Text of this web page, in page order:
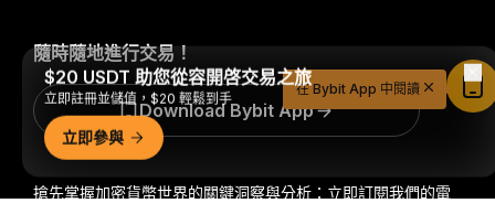
搶先掌握加密貨幣世界的關鍵洞察與分析：立即訂閱我們的電
隨時隨地進行交易！
Download Bybit App
$20 USDT 助您從容開啓交易之旅
立即註冊並儲值，$20 輕鬆到手
立即參與
在 Bybit App 中閱讀